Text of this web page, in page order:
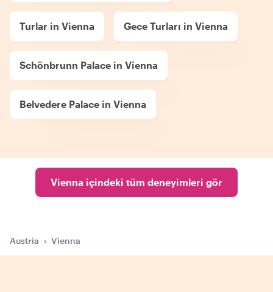
Turlar in Vienna Gece Turları in Vienna
Schönbrunn Palace in Vienna
Belvedere Palace in Vienna
Vienna içindeki tüm deneyimleri gör
Austria › Vienna